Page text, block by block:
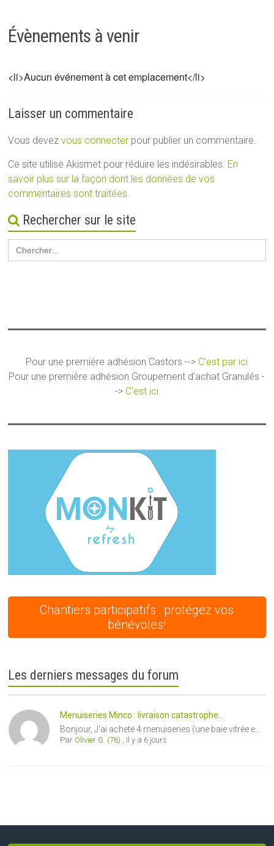
Évènements à venir
<li>Aucun événement à cet emplacement</li>
Laisser un commentaire
Vous devezvous connecter pour publier un commentaire.
Ce site utilise Akismet pour réduire les indésirables. En
savoir plus sur la façon dont les données de vos
commentaires sont traitées
Rechercher sur le site
Search
for:
Pour une première adhésion Castors --> C'est par ici
Pour une première adhésion Groupement d'achat Granulés -
-> C'est ici
Chantiers participatifs : protégez vos
bénévoles!
Les derniers messages du forum
Menuiseries Minco : livraison catastrophe...
Bonjour, J'ai acheté 4 menuiseries (une baie vitrée e...
Par Olivier G. (76) Il y a 6 jours